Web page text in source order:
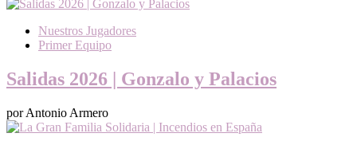
Nuestros Jugadores
Primer Equipo
Salidas 2026 | Gonzalo y Palacios
por Antonio Armero